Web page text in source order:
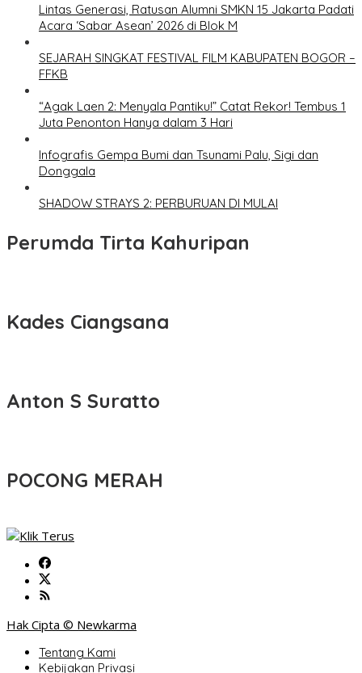
Lintas Generasi, Ratusan Alumni SMKN 15 Jakarta Padati
Acara ‘Sabar Asean’ 2026 di Blok M
SEJARAH SINGKAT FESTIVAL FILM KABUPATEN BOGOR –
FFKB
“Agak Laen 2: Menyala Pantiku!” Catat Rekor! Tembus 1
Juta Penonton Hanya dalam 3 Hari
Infografis Gempa Bumi dan Tsunami Palu, Sigi dan
Donggala
SHADOW STRAYS 2: PERBURUAN DI MULAI
Perumda Tirta Kahuripan
Kades Ciangsana
Anton S Suratto
POCONG MERAH
Hak Cipta © Newkarma
Tentang Kami
Kebijakan Privasi